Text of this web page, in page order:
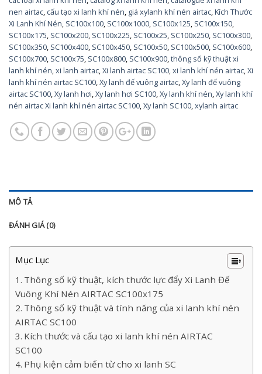
nen airtac, cấu tạo xi lanh khí nén, giá xylanh khí nén airtac,Kích Thước
Xi Lanh Khí Nén, SC100x100, SC100x1000, SC100x125, SC100x150,
SC100x175, SC100x200, SC100x225, SC100x25, SC100x250, SC100x300,
SC100x350, SC100x400, SC100x450, SC100x50, SC100x500, SC100x600,
SC100x700, SC100x75, SC100x800, SC100x900,thông số kỹ thuật xi
lanh khí nén,xi lanh airtac,Xi lanh airtac SC100,xi lanh khí nén airtac,Xi
lanh khí nén airtac SC100,Xy lanh đế vuông airtac,Xy lanh đế vuông
airtac SC100,Xy lanh hơi,Xy lanh hơi SC100,Xy lanh khí nén,Xy lanh khí
nén airtac Xi lanh khí nén airtac SC100,Xy lanh SC100,xylanh airtac
MÔ TẢ
ĐÁNH GIÁ (0)
Mục Lục
Thông số kỹ thuật, kích thước lực đẩy Xi Lanh Đế
Vuông Khí Nén AIRTAC SC100x175
Thông số kỹ thuật và tính năng của xi lanh khí nén
AIRTAC SC100
Kích thước và cấu tạo xi lanh khí nén AIRTAC
SC100
Phụ kiện cảm biến từ cho xi lanh SC